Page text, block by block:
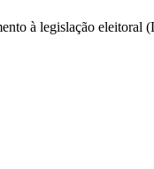
à legislação eleitoral